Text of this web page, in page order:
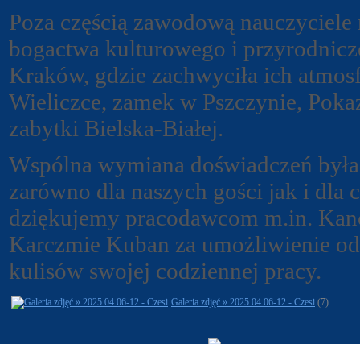
Poza częścią zawodową
bogactwa kulturowego i
Kraków, gdzie zachwyciła ich
Wieliczce, zamek w Pszczynie,
zabytki Bielska-Białej.
Wspólna wymiana doświadczeń
zarówno dla naszych gości jak i dla
dziękujemy pracodawcom m.in.
Karczmie Kuban za umożliwienie
kulisów swojej codziennej pracy.
Galeria zdjęć » 2025.04.06-12 - Czesi (7)